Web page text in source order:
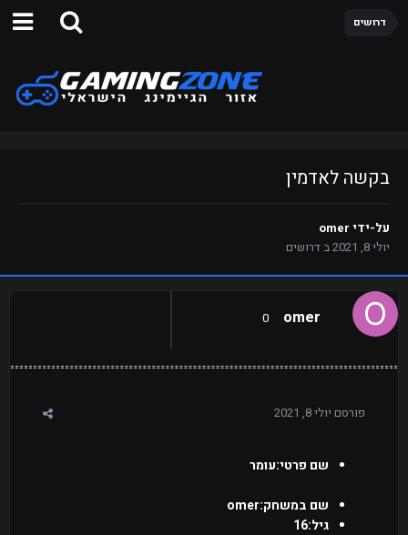
דרושים
בקשה לאדמין
על-ידי omer
יולי 8, 2021
בדרושים
omer
0
פורסם יולי 8, 2021
שם פרטי:עומר
שם במשחק:omer
גיל:16